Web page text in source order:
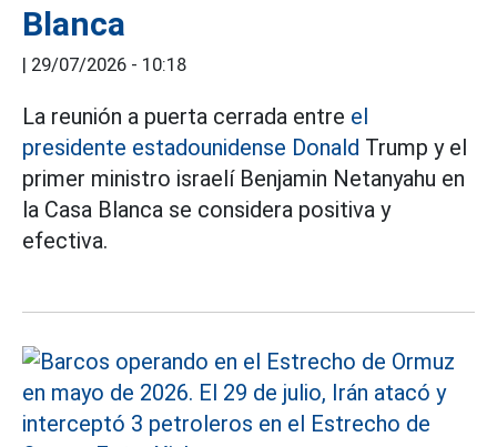
Blanca
| 29/07/2026 - 10:18
La reunión a puerta cerrada entre el
presidente estadounidense Donald Trump y el
primer ministro israelí Benjamin Netanyahu en
la Casa Blanca se considera positiva y
efectiva.